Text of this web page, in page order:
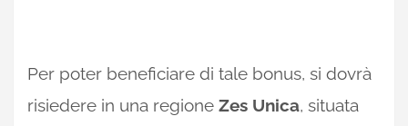
Per poter beneficiare di tale bonus, si dovrà
risiedere in una regione Zes Unica, situata